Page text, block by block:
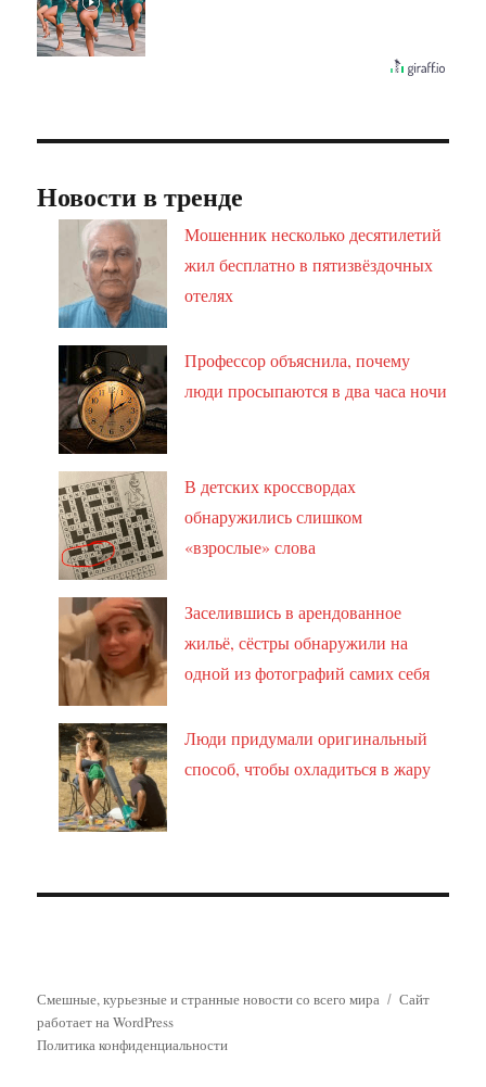
Новости в тренде
Мошенник несколько десятилетий
жил бесплатно в пятизвёздочных
отелях
Профессор объяснила, почему
люди просыпаются в два часа ночи
В детских кроссвордах
обнаружились слишком
«взрослые» слова
Заселившись в арендованное
жильё, сёстры обнаружили на
одной из фотографий самих себя
Люди придумали оригинальный
способ, чтобы охладиться в жару
Смешные, курьезные и странные новости со всего мира
Сайт
работает на WordPress
Политика конфиденциальности